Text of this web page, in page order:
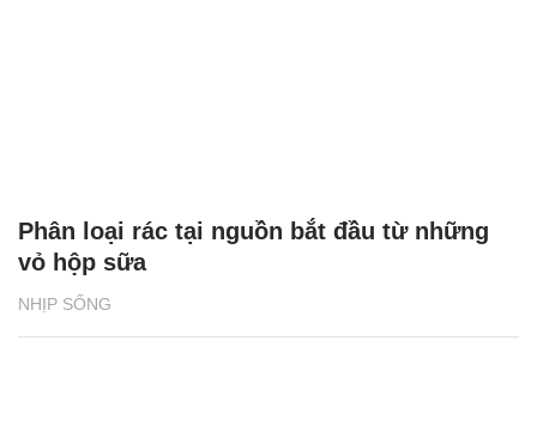
NHỊP SỐNG
Phân loại rác tại nguồn bắt đầu từ những
vỏ hộp sữa